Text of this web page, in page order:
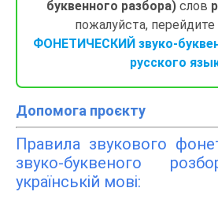
буквенного разбора)слов
пожалуйста,
ФОНЕТИЧЕСКИЙ звуко-
русского
Допомога проєкту
Правила звукового
звуко-буквеного
українській мові: